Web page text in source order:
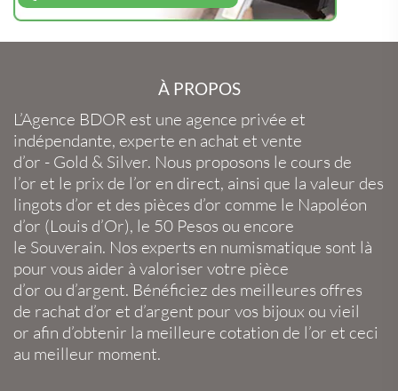
À PROPOS
L’Agence BDOR est une agence privée et
indépendante, experte en achat et vente
d’or - Gold & Silver. Nous proposons le cours de
l’or et le prix de l’or en direct, ainsi que la valeur des
lingots d’or et des pièces d’or comme le Napoléon
d’or (Louis d’Or), le 50 Pesos ou encore
le Souverain. Nos experts en numismatique sont là
pour vous aider à valoriser votre pièce
d’or ou d’argent. Bénéficiez des meilleures offres
de rachat d’or et d’argent pour vos bijoux ou vieil
or afin d’obtenir la meilleure cotation de l’or et ceci
au meilleur moment.